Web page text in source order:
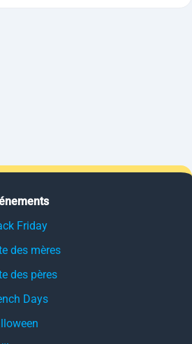
Friday
des mères
des pères
Days